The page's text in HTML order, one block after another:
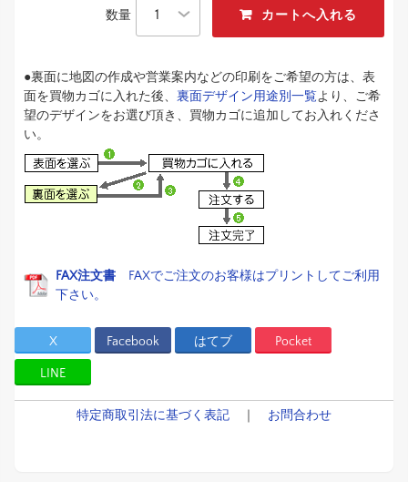
数量
●裏面に地図の作成や営業案内などの印刷をご希望の方は、表
面を買物カゴに入れた後、 裏面デザイン用途別一覧より、ご希
望のデザインをお選び頂き、買物カゴに追加してお入れくださ
い。
FAX注文書 FAXでご注文のお客様はプリントしてご利用
下さい。
X Facebook はてブ Pocket
LINE
特定商取引法に基づく表記 お問合わせ